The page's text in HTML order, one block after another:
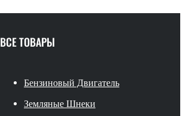
ВСЕ ТОВАРЫ
Бензиновый Двигатель
Земляные Шнеки